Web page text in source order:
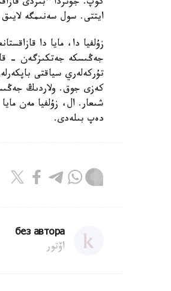
كوپ. جۋىردا ءبىزدى
ايتتى. سول سەنىمگە
زۇلفيا دا، مايا دا
جەڭىسكە جەتكىزگەن -
تۇركەلەري سياقتى
كەزى جوق. ولاردىڭ جەڭىسى
شىعار. ال، زۇلفيا مەن
دەپ
без автора
اۆتور